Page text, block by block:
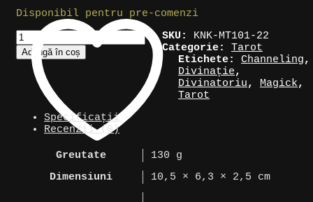
Disponibil pentru pre-comenzi
Cantitate
Cărți
Tarot
Tarot
Abyss
Adaugă în coș
SKU: KNK-MT101-22
Categorie: Tarot
Etichete: Channeling,
Divinație,
Divinatoriu, Magick,
Tarot
Specificații
Recenzii (0)
Greutate
130 g
Dimensiuni
10,5 × 6,3 × 2,5 cm